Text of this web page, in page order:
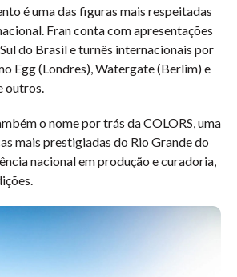
é uma das figuras mais respeitadas
Fran conta com apresentações
do Brasil e turnês internacionais por
Egg (Londres), Watergate (Berlim) e
outros.
o nome por trás da COLORS, uma
mais prestigiadas do Rio Grande do
nacional em produção e curadoria,